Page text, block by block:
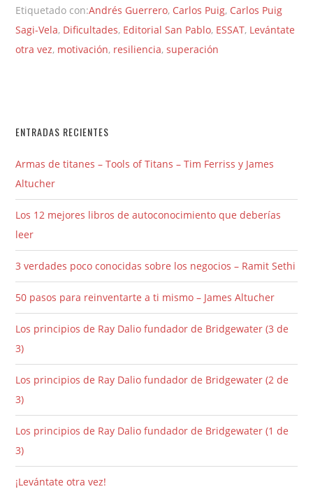
Etiquetado con:Andrés Guerrero, Carlos Puig, Carlos Puig
Sagi-Vela, Dificultades, Editorial San Pablo, ESSAT, Levántate
otra vez, motivación, resiliencia,superación
ENTRADAS RECIENTES
Armas de titanes – Tools of Titans – Tim Ferriss y James
Altucher
Los 12 mejores libros de autoconocimiento que deberías
leer
3 verdades poco conocidas sobre los negocios – Ramit Sethi
50 pasos para reinventarte a ti mismo – James Altucher
Los principios de Ray Dalio fundador de Bridgewater (3 de
3)
Los principios de Ray Dalio fundador de Bridgewater (2 de
3)
Los principios de Ray Dalio fundador de Bridgewater (1 de
3)
¡Levántate otra vez!